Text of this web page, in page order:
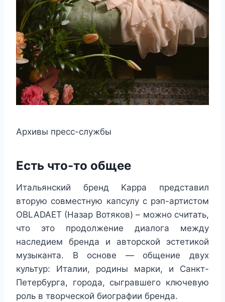
Архивы пресс-службы
Есть что-то общее
Итальянский бренд Kappa представил
вторую совместную капсулу с рэп-артистом
OBLADAET (Назар Вотяков) – можно считать,
что это продолжение диалога между
наследием бренда и авторской эстетикой
музыканта. В основе — общение двух
культур: Италии, родины марки, и Санкт-
Петербурга, города, сыгравшего ключевую
роль в творческой биографии бренда.